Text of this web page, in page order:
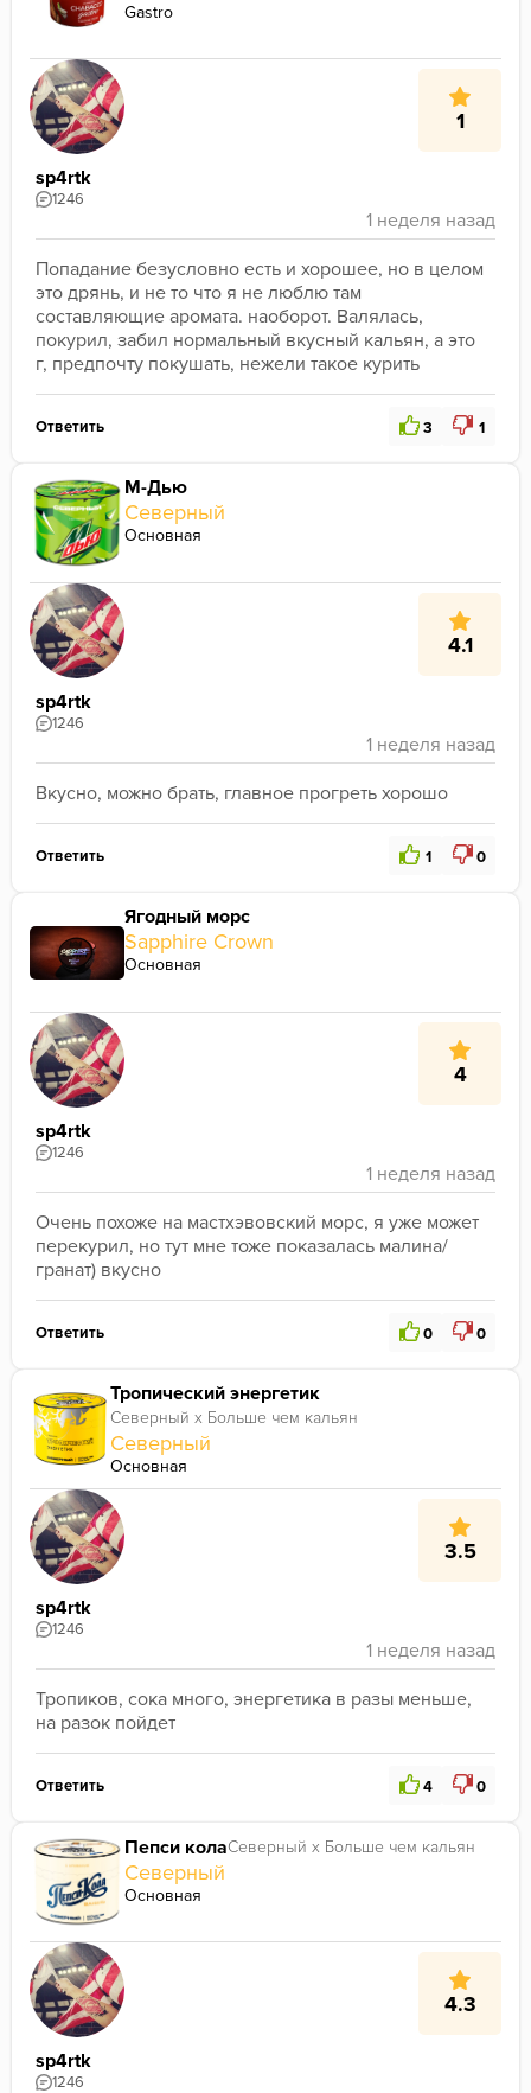
Gastro
1
sp4rtk
1246
Попадание безусловно есть и хорошее, но в целом
это дрянь, и не то что я не люблю там
составляющие аромата. наоборот. Валялась,
покурил, забил нормальный вкусный кальян, а это
г, предпочту покушать, нежели такое курить
Ответить 3 1
М-Дью
Северный
Основная
4.1
sp4rtk
1246
Вкусно, можно брать, главное прогреть хорошо
Ответить 1 0
Ягодный морс
Sapphire Crown
Основная
4
sp4rtk
1246
Очень похоже на мастхэвовский морс, я уже может
перекурил, но тут мне тоже показалась малина/
гранат) вкусно
Ответить 0 0
Тропический энергетик
Северный х Больше чем кальян
Северный
Основная
3.5
sp4rtk
1246
Тропиков, сока много, энергетика в разы меньше,
на разок пойдет
Ответить 4 0
Пепси колаСеверный х Больше чем кальян
Северный
Основная
4.3
sp4rtk
1246